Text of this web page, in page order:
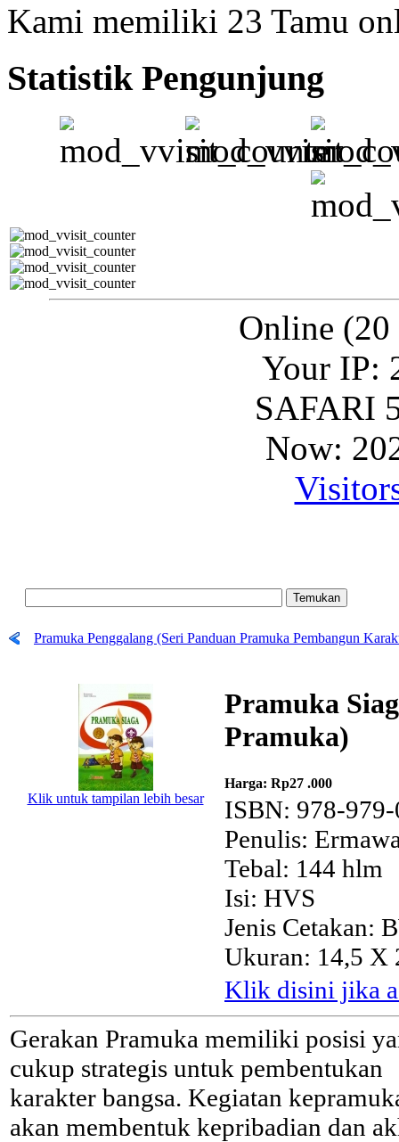
Kami memiliki 23 Tamu
Statistik Pengunjung
Online (20
Your IP:
SAFARI
Now:
Pramuka Penggalang (Seri Panduan Pramuka Pembangun
Klik untuk tampilan lebih besar
Pramuka
Pramuka)
Harga: Rp27 .000
ISBN: 978-
Penulis:
Tebal: 144 hlm
Isi: HVS
Jenis Cetakan:
Ukuran: 14,5 X
Klik disini jika
Gerakan Pramuka memiliki posisi
cukup strategis untuk pembentukan
karakter bangsa. Kegiatan
akan membentuk kepribadian dan